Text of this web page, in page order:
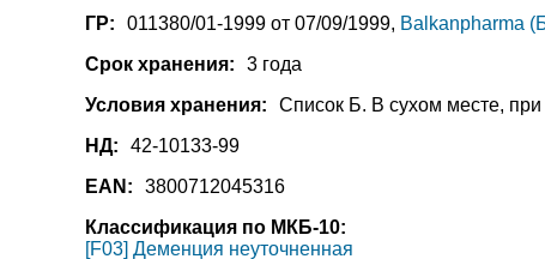
ГР:
011380/01-1999 от 07/09/1999, Balkanpharma
Срок хранения:
3 года
Условия хранения:
Список Б. В сухом месте, при
НД:
42-10133-99
EAN:
3800712045316
Классификация по МКБ-10:
[F03] Деменция неуточненная